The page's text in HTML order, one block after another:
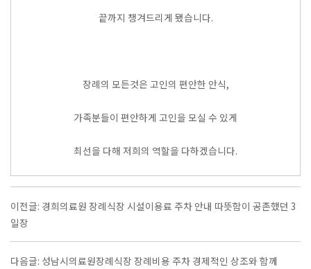
끝까지 챙겨드리게 됐습니다.
장례의 모든것은 고인의 편안한 안식,
가족분들이 편안하게 고인을 모실 수 있게
최선을 다해 저희의 역할을 다하겠습니다.
이전글: 경희의료원 장례식장 시설이용료 주차 안내 따뜻함이 공존했던 3
일장
다음글: 성남시의료원장례식장 장례비용 주차 경제적인 상조와 함께